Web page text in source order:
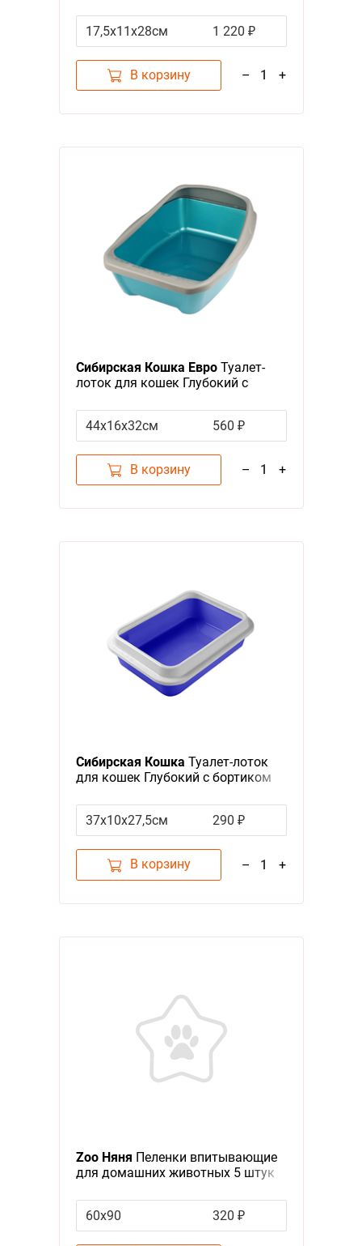
17,5х11х28см
1 220 ₽
В корзину – 1 +
Сибирская Кошка ЕвроТуалет-
лоток для кошек Глубокий с
44х16х32см
560 ₽
В корзину – 1 +
Сибирская Кошка Туалет-лоток
для кошек Глубокий с бортиком
37х10х27,5см
290 ₽
В корзину – 1 +
Zoo Няня Пеленки впитывающие
для домашних животных 5 штук
60х90 320 ₽